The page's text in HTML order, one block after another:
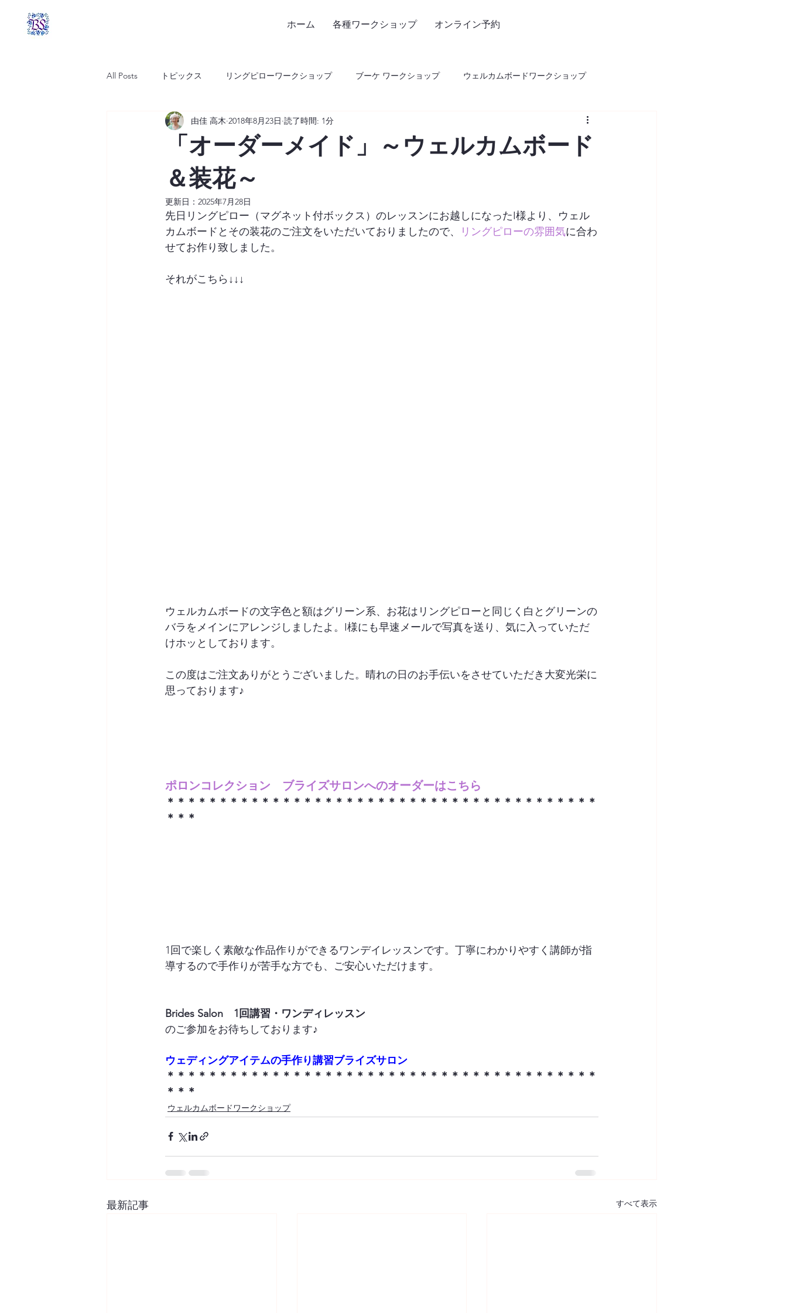
ホーム 各種ワークショップ オンライン予約
All Posts トピックス リングピローワークショップ ブーケ ワークショップ ウェルカムボードワークショップ
その他のワークショップ
「オーダーメイド」～ウェルカムボード
＆装花～
由佳 高木 2018年8月23日 読了時間: 1分
更新日： 2025年7月28日
先日リングピロー（マグネット付ボックス）のレッスンにお越しになったI様より、ウェル
カムボードとその装花のご注文をいただいておりましたので、
リングピローの雰囲気に合わ
せてお作り致しました。
それがこちら↓↓↓
ウェルカムボードの文字色と額はグリーン系、お花はリングピローと同じく白とグリーンの
バラをメインにアレンジしましたよ。I様にも早速メールで写真を送り、気に入っていただ
けホッとしております。
この度はご注文ありがとうございました。晴れの日のお手伝いをさせていただき大変光栄に
思っております♪
ポロンコレクション　ブライズサロンへのオーダーはこちら
＊＊＊＊＊＊＊＊＊＊＊＊＊＊＊＊＊＊＊＊＊＊＊＊＊＊＊＊＊＊＊＊＊＊＊＊＊＊＊＊＊
＊＊＊
1回で楽しく素敵な作品作りができるワンデイレッスンです。丁寧にわかりやすく講師が指
導するので手作りが苦手な方でも、ご安心いただけます。
Brides Salon　1回講習・ワンディレッスン
ウ ェディングアイテムの手作り講習ブライズサロン
＊＊＊＊＊＊＊＊＊＊＊＊＊＊＊＊＊＊＊＊＊＊＊＊＊＊＊＊＊＊＊＊＊＊＊＊＊＊＊＊＊
＊＊＊
ウェルカムボードワークショップ
最新記事 すべて表示